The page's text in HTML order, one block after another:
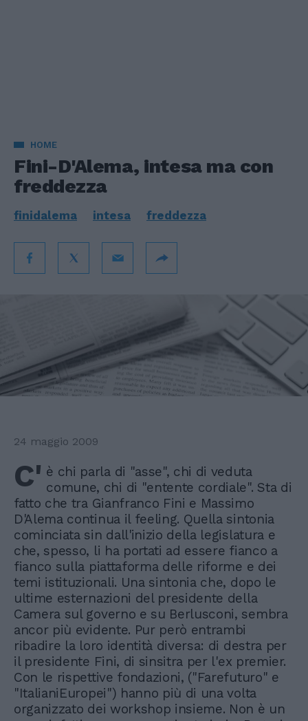
HOME
Fini-D'Alema, intesa ma con
freddezza
finidalema intesa freddezza
24 maggio 2009
C' è chi parla di "asse", chi di veduta
comune, chi di "entente cordiale". Sta di
fatto che tra Gianfranco Fini e Massimo
D'Alema continua il feeling. Quella sintonia
cominciata sin dall'inizio della legislatura e
che, spesso, li ha portati ad essere fianco a
fianco sulla piattaforma delle riforme e dei
temi istituzionali. Una sintonia che, dopo le
ultime esternazioni del presidente della
Camera sul governo e su Berlusconi, sembra
ancor più evidente. Pur però entrambi
ribadire la loro identità diversa: di destra per
il presidente Fini, di sinsitra per l'ex premier.
Con le rispettive fondazioni, ("Farefuturo" e
"ItalianiEuropei") hanno più di una volta
organizzato dei workshop insieme. Non è un